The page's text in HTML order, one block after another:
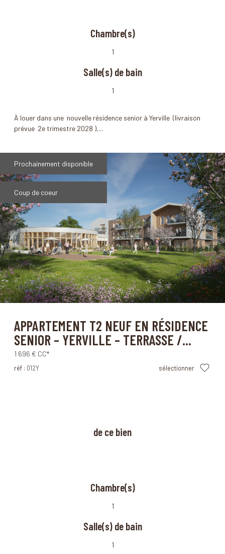
Chambre(s)
1
Salle(s) de bain
1
À louer dans une nouvelle résidence senior à Yerville (livraison
prévue 2e trimestre 2028 ),...
Prochainement disponible
Coup de coeur
de ce bien
Chambre(s)
1
Salle(s) de bain
1
APPARTEMENT T2 NEUF EN RÉSIDENCE
SENIOR – YERVILLE – TERRASSE /...
1 696 € CC*
réf : 012Y sélectionner